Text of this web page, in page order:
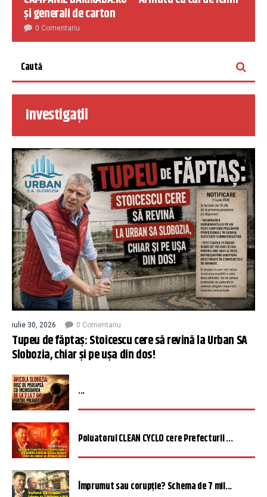
și generali de carton
0 Comentariu
Investigații
iulie 30, 2026 0 Comentariu
Tupeu de făptaș: Stoicescu cere să revină la Urban SA
Slobozia, chiar și pe ușa din dos!
...
Poluatorul CLEAN CYCLO cere Prefecturii ...
Împrumut sau corupție? Schema de 7 mil...